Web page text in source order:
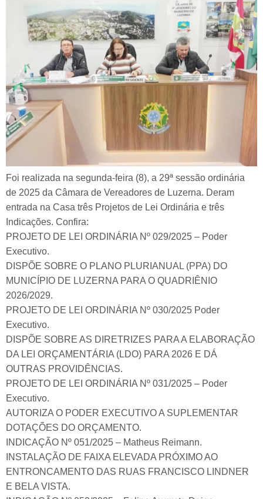
Foi realizada na segunda-feira (8), a 29ª sessão ordinária
de 2025 da Câmara de Vereadores de Luzerna. Deram
entrada na Casa três Projetos de Lei Ordinária e três
Indicações. Confira:
PROJETO DE LEI ORDINÁRIA Nº 029/2025 – Poder
Executivo.
DISPÕE SOBRE O PLANO PLURIANUAL (PPA) DO
MUNICÍPIO DE LUZERNA PARA O QUADRIÊNIO
2026/2029.
PROJETO DE LEI ORDINÁRIA Nº 030/2025 Poder
Executivo.
DISPÕE SOBRE AS DIRETRIZES PARA A ELABORAÇÃO
DA LEI ORÇAMENTÁRIA (LDO) PARA 2026 E DÁ
OUTRAS PROVIDÊNCIAS.
PROJETO DE LEI ORDINÁRIA Nº 031/2025 – Poder
Executivo.
AUTORIZA O PODER EXECUTIVO A SUPLEMENTAR
DOTAÇÕES DO ORÇAMENTO.
INDICAÇÃO Nº 051/2025 – Matheus Reimann.
INSTALAÇÃO DE FAIXA ELEVADA PRÓXIMO AO
ENTRONCAMENTO DAS RUAS FRANCISCO LINDNER
E BELA VISTA.